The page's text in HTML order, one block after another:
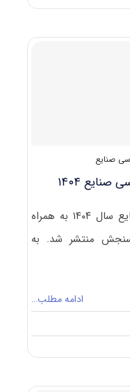
صنایع
۱۴۰۴
سوالات آزمون دکتری مهندسی صنایع سال ۱۴۰۴ به همراه
سنجش منتشر شد. به
ادامه مطلب…